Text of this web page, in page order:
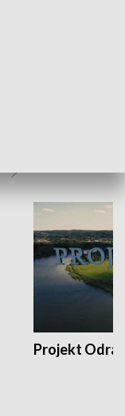
Projekt Odra